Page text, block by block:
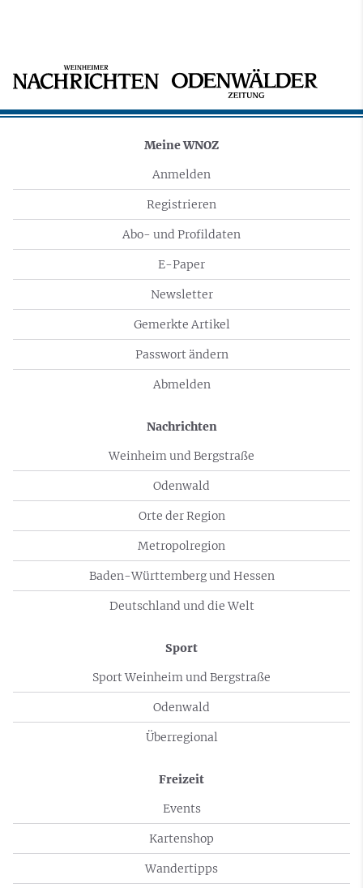
Meine WNOZ
Anmelden
Registrieren
Abo- und Profildaten
E-Paper
Newsletter
Gemerkte Artikel
Passwort ändern
Abmelden
Nachrichten
Weinheim und Bergstraße
Odenwald
Orte der Region
Metropolregion
Baden-Württemberg und Hessen
Deutschland und die Welt
Sport
Sport Weinheim und Bergstraße
Odenwald
Überregional
Freizeit
Events
Kartenshop
Wandertipps